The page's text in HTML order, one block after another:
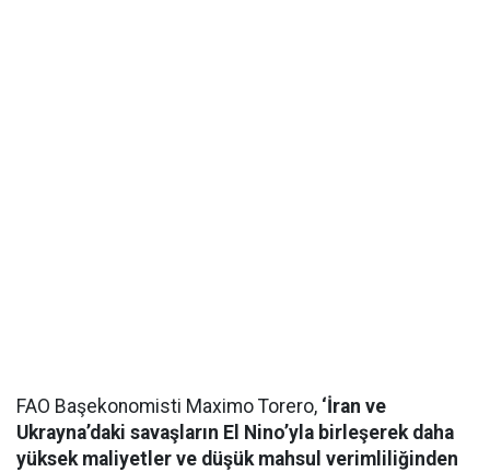
FAO Başekonomisti Maximo Torero, ‘İran ve
Ukrayna’daki savaşların El Nino’yla birleşerek daha
yüksek maliyetler ve düşük mahsul verimliliğinden